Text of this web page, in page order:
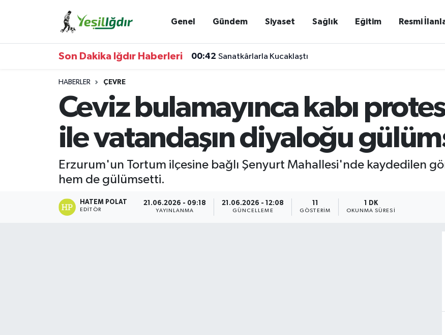
Genel Gündem Siyaset Sağlık Eğitim Resmi
Son Dakika Iğdır Haberleri 00:42 Sanatkârlarla Kucaklaştı
HABERLER ÇEVRE
Ceviz bulamayınca kabı
ile vatandaşın diyaloğu
Erzurum'un Tortum ilçesine bağlı Şenyurt Mahallesi'nde kaydedilen
hem de gülümsetti.
HATEM POLAT
EDITÖR
21.06.2026 - 09:18
YAYINLANMA
21.06.2026 - 12:08
GÜNCELLEME GÖSTERIM
1 DK
OKUNMA SÜRESI
Iğdır Trafik Yoğunluk Haritası
Süper Lig Puan Durumu ve Fikstür
Tüm Manşetler